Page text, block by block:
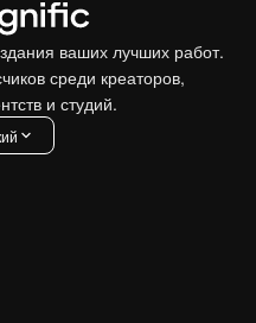
ваших лучших работ.
среди креаторов,
и студий.